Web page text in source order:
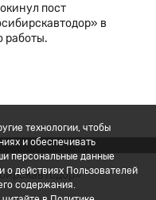
пост
в
работы.
технологии, чтобы
и обеспечивать
персональные данные
действиях Пользователей
содержания.